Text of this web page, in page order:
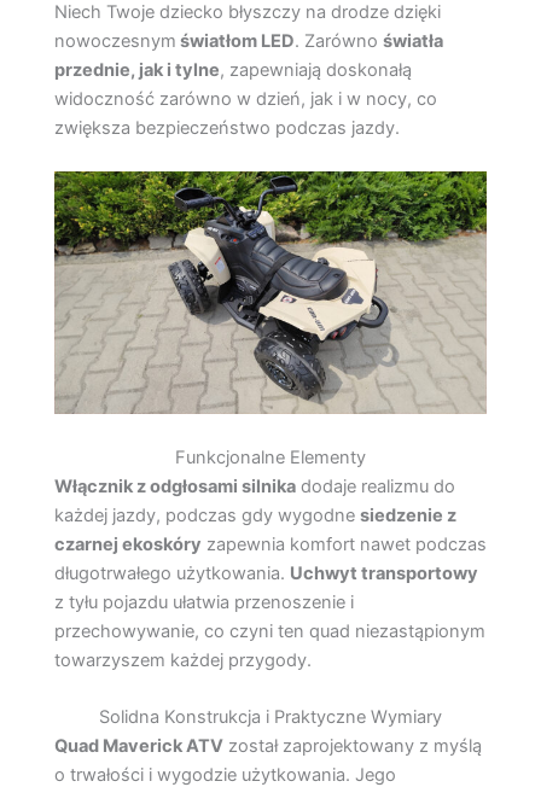
Niech Twoje dziecko błyszczy na drodze dzięki
nowoczesnym światłom LED. Zarówno światła
przednie, jak i tylne, zapewniają doskonałą
widoczność zarówno w dzień, jak i w nocy, co
zwiększa bezpieczeństwo podczas jazdy.
Funkcjonalne Elementy
Włącznik z odgłosami silnika dodaje realizmu do
każdej jazdy, podczas gdy wygodne siedzenie z
czarnej ekoskóry zapewnia komfort nawet podczas
długotrwałego użytkowania. Uchwyt transportowy
z tyłu pojazdu ułatwia przenoszenie i
przechowywanie, co czyni ten quad niezastąpionym
towarzyszem każdej przygody.
Solidna Konstrukcja i Praktyczne Wymiary
Quad Maverick ATV został zaprojektowany z myślą
o trwałości i wygodzie użytkowania. Jego